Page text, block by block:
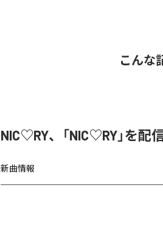
こんな
NIC♡RY、「NIC♡RY」を配
新曲情報